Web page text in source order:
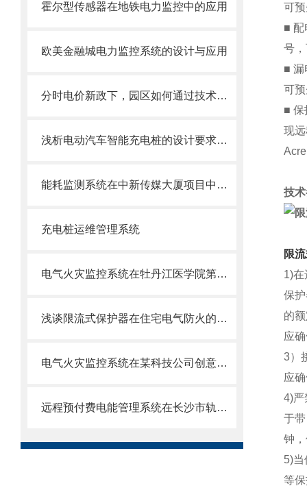
霍尔型传感器在地铁电力监控中的应用
欧美金融城电力监控系统的设计与应用
分时电价新政下，园区如何通过技术手段实现动态计费？
浅析电动汽车智能充电桩的设计要求及相关技术探索
能耗监测系统在中新传媒大厦项目中的应用
充电桩运维管理系统
电气火灾监控系统在牡丹江医学院第二附属医院项目中的应用
浅谈限流式保护器在住宅电气防火的应用
电气火灾监控系统在某科技公司创意园上的应用
远程预付费电能管理系统在长沙市轨道1号线项目
可
■ 配
号
■ 漏
可
■
现
技
限
1)
保
的
应
3）
应
4)严
于
钟
5)
等